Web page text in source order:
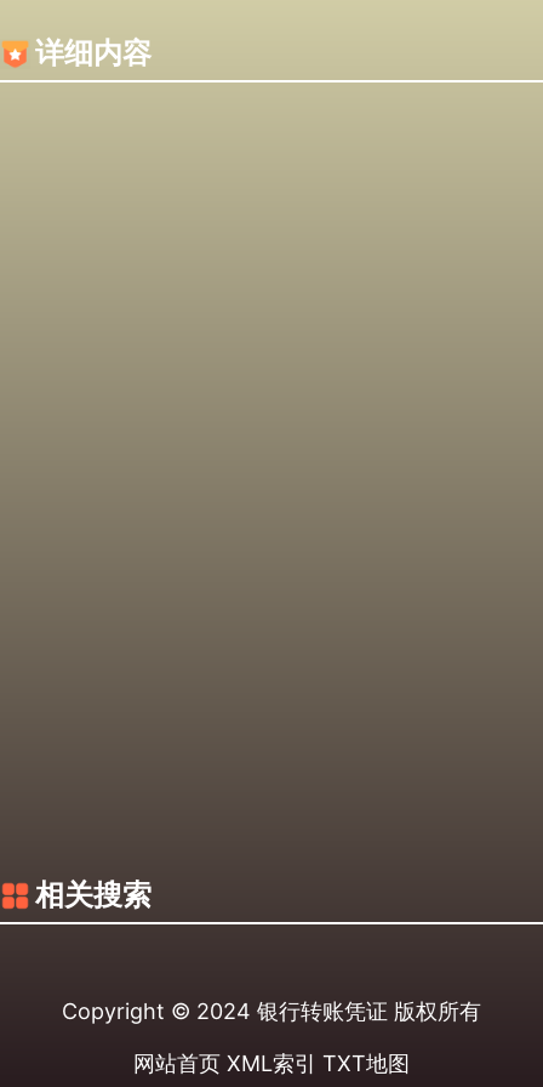
详细内容
相关搜索
Copyright © 2024 银行转账凭证 版权所有
网站首页 XML索引 TXT地图